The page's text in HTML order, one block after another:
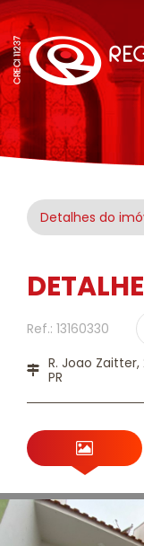
Detalhes do
Ref.: 13160330
R. Joao
PR